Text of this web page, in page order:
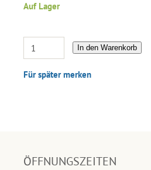
Auf Lager
In den Warenkorb
Für später merken
ÖFFNUNGSZEITEN